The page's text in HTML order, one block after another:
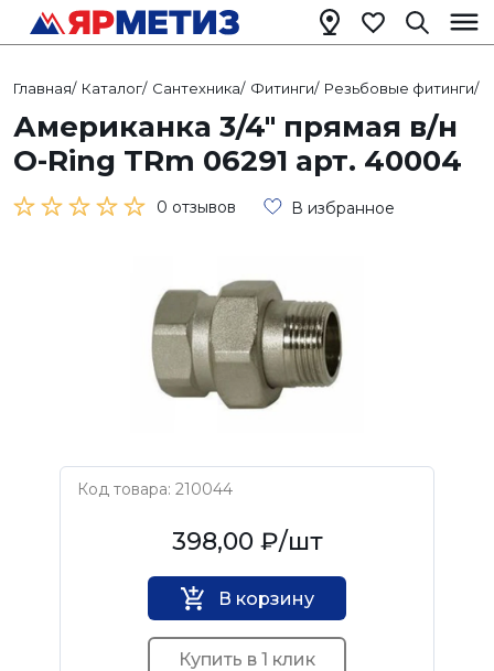
Главная/ Каталог/ Сантехника/ Фитинги/ Резьбовые фитинги/
Американка 3/4" прямая в/н
O-Ring TRm 06291 арт. 40004
0 отзывов В избранное
Код товара: 210044
398,00 ₽/шт
В корзину
Купить в 1 клик